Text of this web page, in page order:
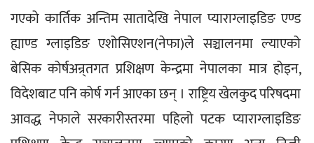
गएको कार्तिक अन्तिम सातादेखि नेपाल प्याराग्लाइडिङ एण्ड
ह्याण्ड ग्लाइडिङ एशोसिएशन(नेफा)ले सञ्चालनमा ल्याएको
बेसिक कोर्षअन्र्तगत प्रशिक्षण केन्द्रमा नेपालका मात्र होइन,
विदेशबाट पनि कोर्ष गर्न आएका छन् । राष्ट्रिय खेलकुद परिषदमा
आवद्ध नेफाले सरकारीस्तरमा पहिलो पटक प्याराग्लाइडिङ